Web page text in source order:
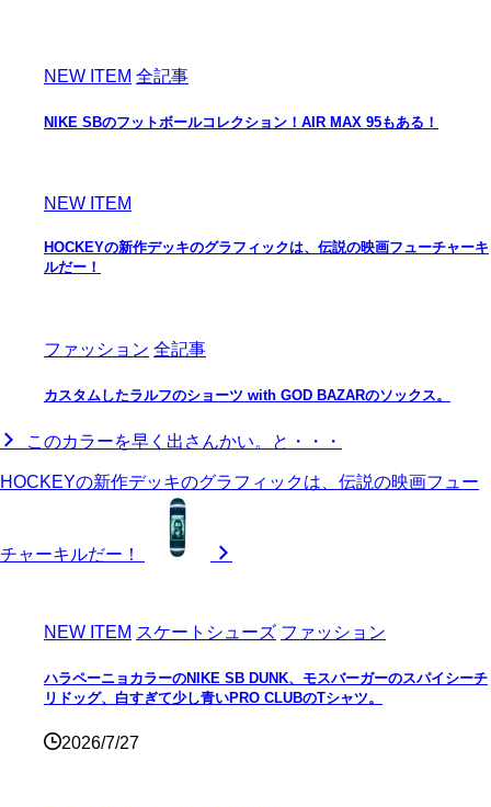
NEW ITEM 全記事
NIKE SBのフットボールコレクション！AIR MAX 95もある！
NEW ITEM
HOCKEYの新作デッキのグラフィックは、伝説の映画フューチャーキ
ルだー！
ファッション 全記事
カスタムしたラルフのショーツ with GOD BAZARのソックス。
このカラーを早く出さんかい。と・・・
HOCKEYの新作デッキのグラフィックは、伝説の映画フュー
チャーキルだー！
NEW ITEM スケートシューズ ファッション
ハラペーニョカラーのNIKE SB DUNK、モスバーガーのスパイシーチ
リドッグ、白すぎて少し青いPRO CLUBのTシャツ。
2026/7/27